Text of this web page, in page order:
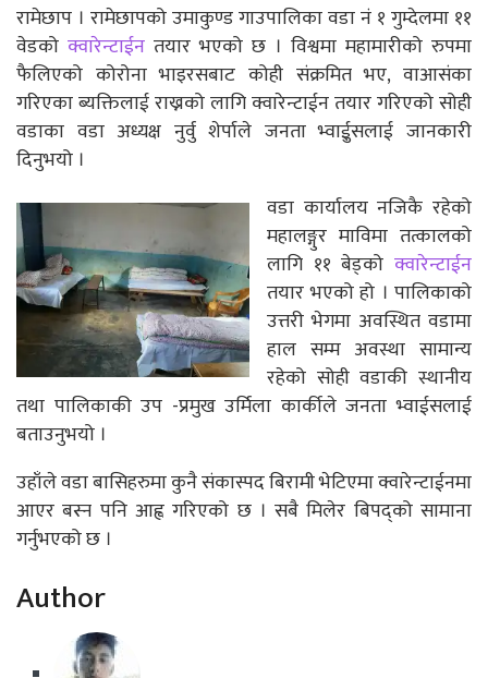
रामेछाप । रामेछापको उमाकुण्ड गाउपालिका वडा नं १ गुम्देलमा ११
वेडको क्वारेन्टाईन तयार भएको छ । विश्वमा महामारीको रुपमा
फैलिएको कोरोना भाइरसबाट कोही संक्रमित भए, वाआसंका
गरिएका ब्यक्तिलाई राख्नको लागि क्वारेन्टाईन तयार गरिएको सोही
वडाका वडा अध्यक्ष नुर्वु शेर्पाले जनता भ्वाईुसलाई जानकारी
दिनुभयो ।
वडा कार्यालय नजिकै रहेको
महालङ्गुर माविमा तत्कालको
लागि ११ बेड्को क्वारेन्टाईन
तयार भएको हो । पालिकाको
उत्तरी भेगमा अवस्थित वडामा
हाल सम्म अवस्था सामान्य
रहेको सोही वडाकी स्थानीय
तथा पालिकाकी उप -प्रमुख उर्मिला कार्कीले जनता भ्वाईसलाई
बताउनुभयो ।
उहाँले वडा बासिहरुमा कुनै संकास्पद बिरामी भेटिएमा क्वारेन्टाईनमा
आएर बस्न पनि आह्व गरिएको छ । सबै मिलेर बिपद्को सामाना
गर्नुभएको छ ।
Author